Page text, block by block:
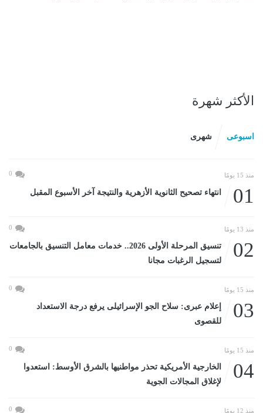
الأكثر شهرة
اسبوعى شهرى
منذ 15 يومًا 0
01 انتهاء تصحيح الثانوية الأزهرية والنتيجة آخر الأسبوع المقبل
منذ 13 يومًا 0
02
تنسيق المرحلة الأولى 2026.. خدمات معامل التنسيق بالجامعات
لتسجيل الرغبات مجانا
منذ 15 يومًا 0
03
إعلام عبرى: سلاح الجو الإسرائيلى يرفع درجة الاستعداد
للقصوى
منذ 15 يومًا 0
04
الخارجية الأمريكية تحذر مواطنيها بالشرق الأوسط: استعدوا
لإغلاق المجالات الجوية
منذ 12 يومًا 0